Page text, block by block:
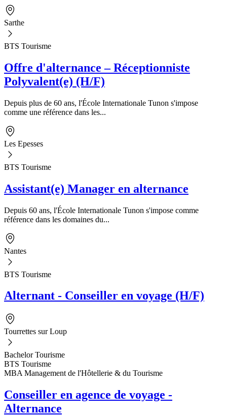
Sarthe
BTS Tourisme
Offre d'alternance – Réceptionniste
Polyvalent(e) (H/F)
Depuis plus de 60 ans, l'École Internationale Tunon s'impose
comme une référence dans les...
Les Epesses
BTS Tourisme
Assistant(e) Manager en alternance
Depuis 60 ans, l'École Internationale Tunon s'impose comme
référence dans les domaines du...
Nantes
BTS Tourisme
Alternant - Conseiller en voyage (H/F)
Tourrettes sur Loup
Bachelor Tourisme
BTS Tourisme
MBA Management de l'Hôtellerie & du Tourisme
Conseiller en agence de voyage -
Alternance